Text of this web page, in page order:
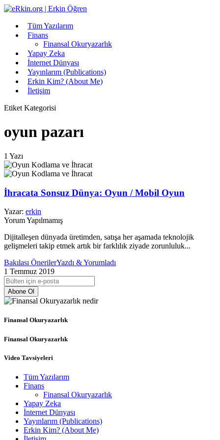
Tüm Yazılarım
Finans
Finansal Okuryazarlık
Yapay Zeka
İnternet Dünyası
Yayınlarım (Publications)
Erkin Kim? (About Me)
İletişim
Etiket Kategorisi
oyun pazarı
1 Yazı
İhracata Sonsuz Dünya: Oyun / Mobil Oyun
Yazar: erkin
Yorum Yapılmamış
Dijitalleşen dünyada üretimden, satışa her aşamada teknolojik
gelişmeleri takip etmek artık bir farklılık ziyade zorunluluk...
Bakılası ÖnerilerYazdı & Yorumladı
1 Temmuz 2019
Abone Ol
Finansal Okuryazarlık
Finansal Okuryazarlık
Video Tavsiyeleri
Tüm Yazılarım
Finans
Finansal Okuryazarlık
Yapay Zeka
İnternet Dünyası
Yayınlarım (Publications)
Erkin Kim? (About Me)